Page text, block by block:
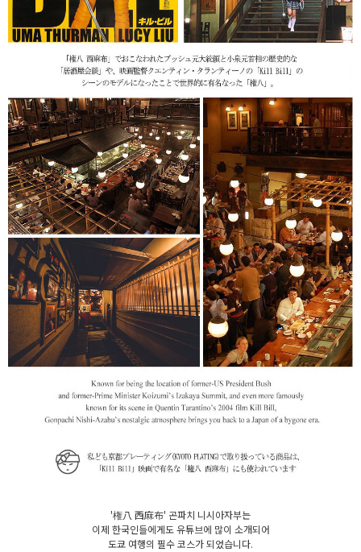
'権八 西麻布' 곤파치 니시아자부는
이제 한국인들에게도 유튜브에 많이 소개되어
도쿄 여행의 필수 코스가 되었습니다.